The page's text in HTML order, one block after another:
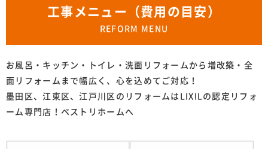
工事メニュー（費用の目安）
REFORM MENU
お風呂・キッチン・トイレ・洗面リフォームから増改築・全
面リフォームまで幅広く、心を込めてご対応！
墨田区、江東区、江戸川区のリフォームはLIXILの認定リフォ
ーム専門店！ベストリホームへ